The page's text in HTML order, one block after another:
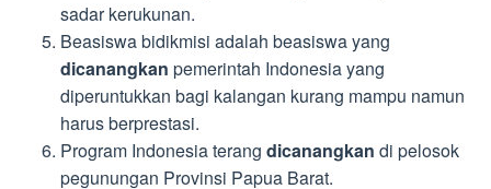
sadar kerukunan.
Beasiswa bidikmisi adalah beasiswa yang
dicanangkan pemerintah Indonesia yang
diperuntukkan bagi kalangan kurang mampu namun
harus berprestasi.
Program Indonesia terang dicanangkan di pelosok
pegunungan Provinsi Papua Barat.